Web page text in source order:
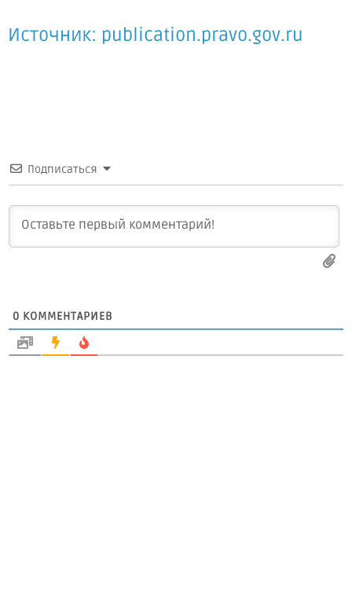
Источник: publication.pravo.gov.ru
Подписаться
0 КОММЕНТАРИЕВ